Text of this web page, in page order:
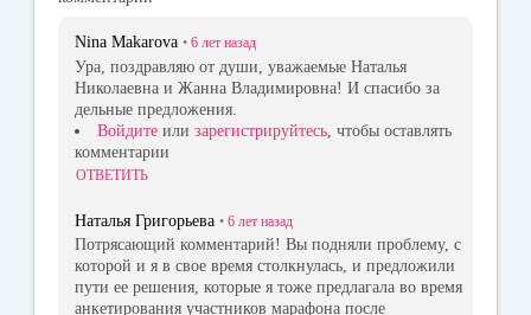
Nina Makarova • 6 лет назад
Ура, поздравляю от души, уважаемые Наталья
Николаевна и Жанна Владимировна! И спасибо за
дельные предложения.
Войдите или зарегистрируйтесь , чтобы оставлять
комментарии
ОТВЕТИТЬ
Наталья Григорьева • 6 лет назад
Потрясающий комментарий! Вы подняли проблему, с
которой и я в свое время столкнулась, и предложили
пути ее решения, которые я тоже предлагала во время
анкетирования участников марафона после